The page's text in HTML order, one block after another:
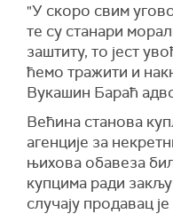
"У скоро свим
те су станари
заштиту, то јест
ћемо тражити и
Вукашин Бараћ
Већина станова
агенције за
њихова обавеза
купцима ради
случају продавац